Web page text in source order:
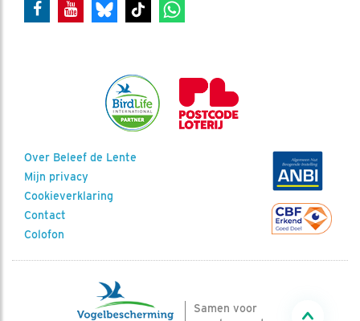
Over Beleef de Lente
Mijn privacy
Cookieverklaring
Contact
Colofon
Samen voor